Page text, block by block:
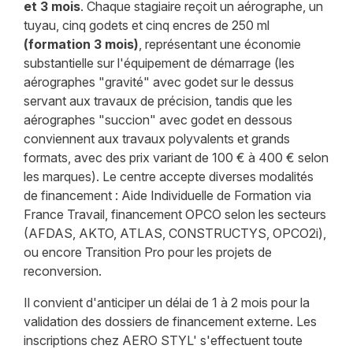
et 3 mois. Chaque stagiaire reçoit un aérographe, un
tuyau, cinq godets et cinq encres de 250 ml
(formation 3 mois) , représentant une économie
substantielle sur l'équipement de démarrage (les
aérographes "gravité" avec godet sur le dessus
servant aux travaux de précision, tandis que les
aérographes "succion" avec godet en dessous
conviennent aux travaux polyvalents et grands
formats, avec des prix variant de 100 € à 400 € selon
les marques). Le centre accepte diverses modalités
de financement : Aide Individuelle de Formation via
France Travail, financement OPCO selon les secteurs
(AFDAS, AKTO, ATLAS, CONSTRUCTYS, OPCO2i),
ou encore Transition Pro pour les projets de
reconversion.
Il convient d'anticiper un délai de 1 à 2 mois pour la
validation des dossiers de financement externe. Les
inscriptions chez AERO STYL' s'effectuent toute